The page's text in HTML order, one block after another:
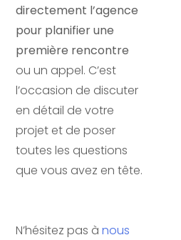
directement l’agence
pour planifier une
première rencontre
ou un appel. C’est
l’occasion de discuter
en détail de votre
projet et de poser
toutes les questions
que vous avez en tête.
N’hésitez pas ànous